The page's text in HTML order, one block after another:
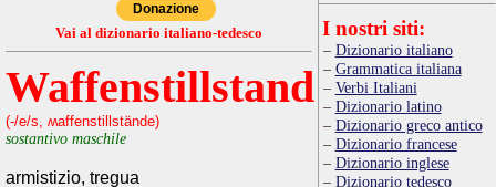
Donazione
Vai al dizionario italiano-tedesco
Waffenstillstand
(-/e/s, ʍaffenstillstände)
sostantivo maschile
armistizio, tregua
I nostri siti:
Dizionario italiano
Grammatica italiana
Verbi Italiani
Dizionario latino
Dizionario greco antico
Dizionario francese
Dizionario inglese
Dizionario tedesco